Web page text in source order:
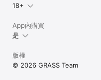
18+
App內購買
是
版權
© 2026 GRASS Team